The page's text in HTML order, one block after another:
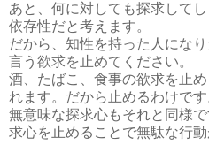
あと、何に対しても探求して
依存性だと考えます。
だから、知性を持った人にな
言う欲求を止めてください。
酒、たばこ、食事の欲求を止
れます。だから止めるわけです
無意味な探求心もそれと同様
求心を止めることで無駄な行動